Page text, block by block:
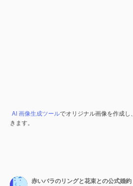
AI 画像生成ツールでオリジナル画像を作成し、
きます。
赤いバラのリングと花束との公式婚約